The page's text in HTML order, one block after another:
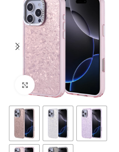
Büyütmek için tıklayın
2,38
RENK